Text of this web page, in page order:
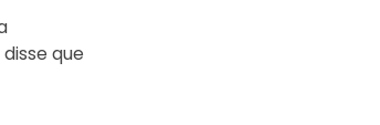
que